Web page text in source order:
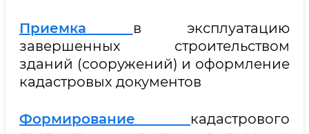
Приемка
в эксплуатацию
завершенных строительством
зданий (сооружений) и оформление
кадастровых документов
Формирование кадастрового